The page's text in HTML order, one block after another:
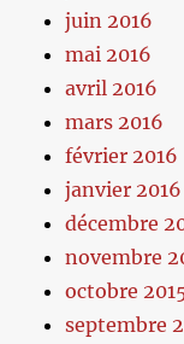
juin 2016
mai 2016
avril 2016
mars 2016
février 2016
janvier 2016
décembre
novembre
octobre
septembre